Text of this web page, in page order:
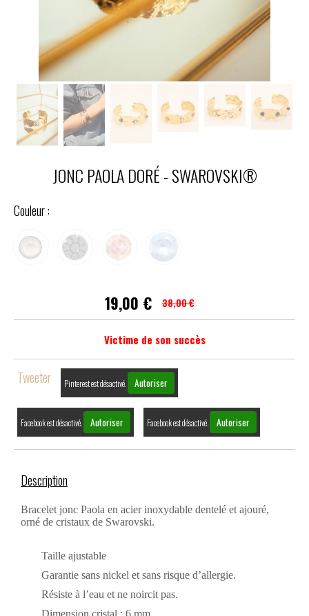
JONC PAOLA DORÉ - SWAROVSKI®
Couleur :
19,00 € 38,00 €
Victime de son succès
Tweeter Pinterest est désactivé. Autoriser
Facebook est désactivé. Autoriser Facebook est désactivé. Autoriser
Description
Bracelet jonc Paola en acier inoxydable dentelé et ajouré,
orné de cristaux de Swarovski.
Taille ajustable
Garantie sans nickel et sans risque d’allergie.
Résiste à l’eau et ne noircit pas.
Dimension cristal : 6 mm